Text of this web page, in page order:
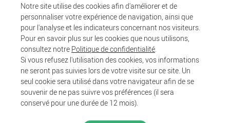
Notre site utilise des cookies afin d'améliorer et de
personnaliser votre expérience de navigation, ainsi que
pour l'analyse et les indicateurs concernant nos visiteurs.
Pour en savoir plus sur les cookies que nous utilisons,
consultez notre Politique de confidentialité
Si vous refusez l'utilisation des cookies, vos informations
ne seront pas suivies lors de votre visite sur ce site. Un
seul cookie sera utilisé dans votre navigateur afin de se
souvenir de ne pas suivre vos préférences (il sera
conservé pour une durée de 12 mois).
Agglo
Entreprendre et collaborer
Au quotidien